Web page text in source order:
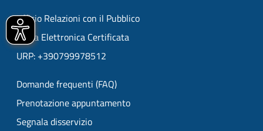
Ufficio Relazioni con il Pubblico
Posta Elettronica Certificata
URP: +390799978512
Domande frequenti (FAQ)
Prenotazione appuntamento
Segnala disservizio